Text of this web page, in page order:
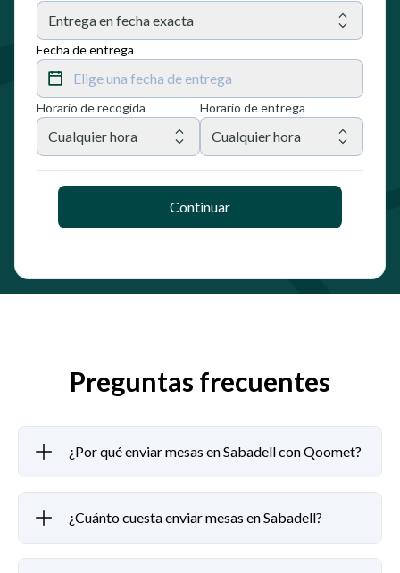
Entrega en fecha exacta
Fecha de entrega
Elige una fecha de entrega
Horario de recogida
Cualquier hora
Horario de entrega
Cualquier hora
Continuar
Preguntas frecuentes
¿Por qué enviar mesas en Sabadell con Qoomet?
¿Cuánto cuesta enviar mesas en Sabadell?